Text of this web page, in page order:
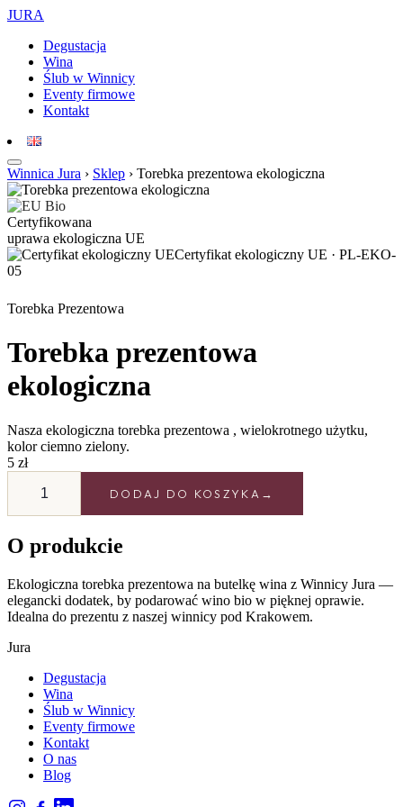
JURA
Degustacja
Wina
Ślub w Winnicy
Eventy firmowe
Kontakt
Winnica Jura › Sklep › Torebka prezentowa ekologiczna
Certyfikowana
uprawa ekologiczna UE
Certyfikat ekologiczny UE · PL-EKO-
05
Torebka Prezentowa
Torebka prezentowa
ekologiczna
Nasza ekologiczna torebka prezentowa , wielokrotnego użytku,
kolor ciemno zielony.
5 zł
Torebka
DODAJ DO KOSZYKA
O produkcie
Ekologiczna torebka prezentowa na butelkę wina z Winnicy Jura —
elegancki dodatek, by podarować wino bio w pięknej oprawie.
Idealna do prezentu z naszej winnicy pod Krakowem.
Jura
Degustacja
Wina
Ślub w Winnicy
Eventy firmowe
Kontakt
O nas
Blog